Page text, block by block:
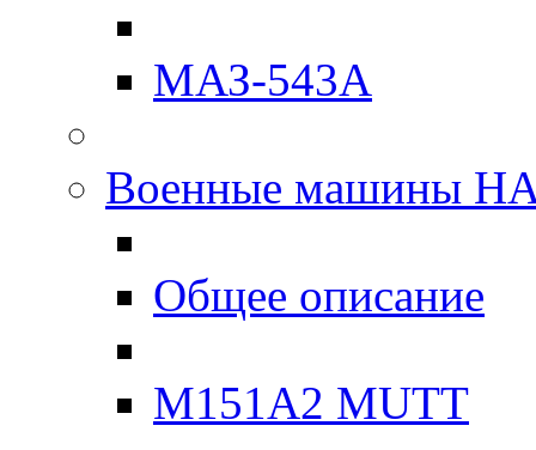
МАЗ-543А
Военные машины
Общее описание
M151A2 MUTT